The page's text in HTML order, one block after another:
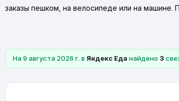
заказы пешком, на велосипеде или на машине.
На 9 августа 2026 г. в Яндекс Еда найдено 3